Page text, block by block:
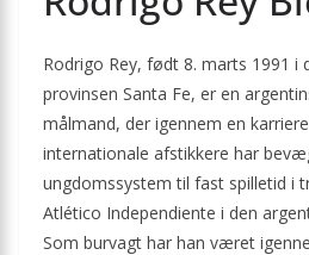
Rodrigo Rey, født 8. marts 1991 i
provinsen Santa Fe, er en
målmand, der igennem en
internationale afstikkere har
ungdomssystem til fast spilletid i
Atlético Independiente i den
Som burvagt har han været